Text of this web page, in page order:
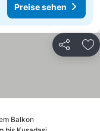
Preise sehen
Teilen
Balkon